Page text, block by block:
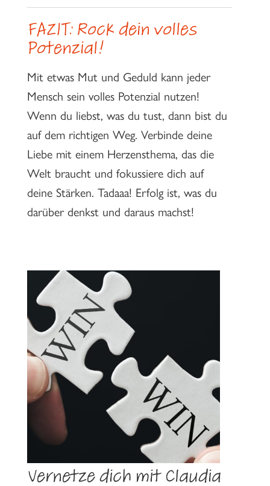
FAZIT: Rock dein volles
Potenzial!
Mit etwas Mut und Geduld kann jeder
Mensch sein volles Potenzial nutzen!
Wenn du liebst, was du tust, dann bist du
auf dem richtigen Weg. Verbinde deine
Liebe mit einem Herzensthema, das die
Welt braucht und fokussiere dich auf
deine Stärken. Tadaaa! Erfolg ist, was du
darüber denkst und daraus machst!